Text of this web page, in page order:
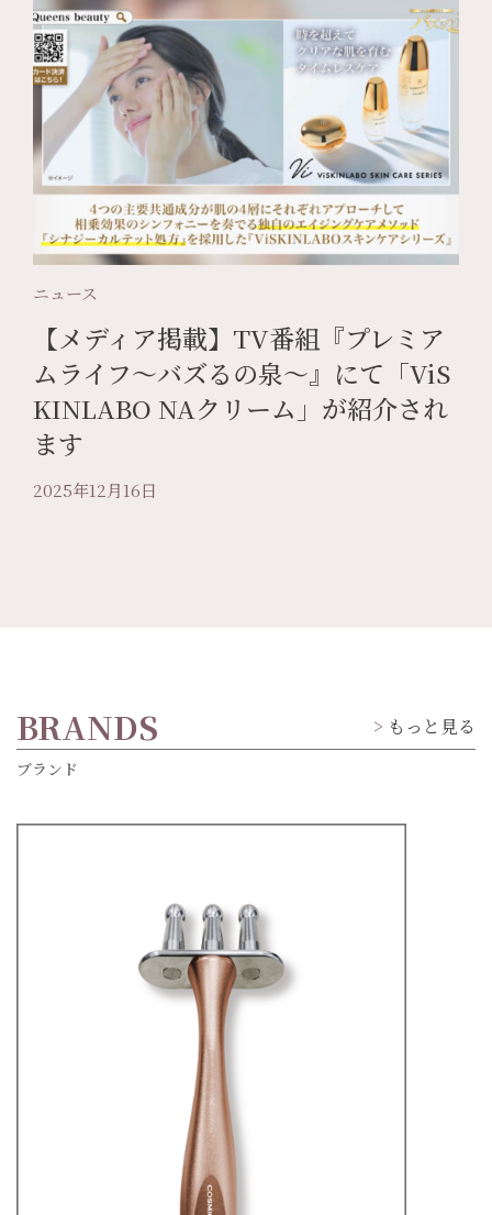
ニュース
【メディア掲載】TV番組『プレミア
ムライフ〜バズるの泉〜』にて「ViS
KINLABO NAクリーム」が紹介され
ます
2025年12月16日
BRANDS もっと見る
ブランド